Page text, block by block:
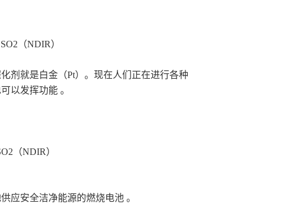
（NDIR）
剂就是白金（Pt）。现在人们正在进行各种
以发挥功能 。
（NDIR）
应安全洁净能源的燃烧电池 。